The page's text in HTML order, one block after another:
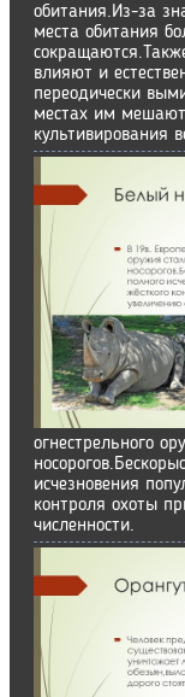
обитания.Из-за
места обитания
влияют и
переодически
местах им
культивирования
огнестрельного
исчезновения
контроля охоты
численности.